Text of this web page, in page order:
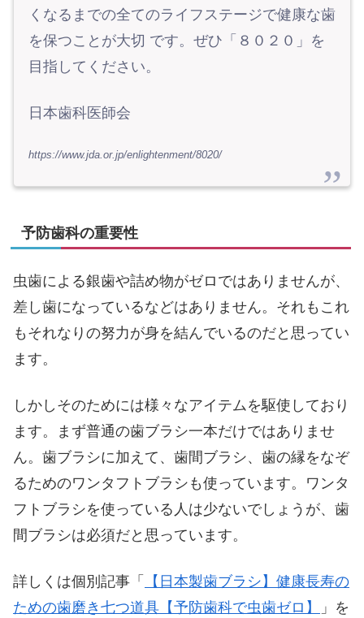
くなるまでの全てのライフステージで健康な歯
を保つことが大切 です。ぜひ「８０２０」を
目指してください。
日本歯科医師会
https://www.jda.or.jp/enlightenment/8020/
予防歯科の重要性
虫歯による銀歯や詰め物がゼロではありませんが、
差し歯になっているなどはありません。それもこれ
もそれなりの努力が身を結んでいるのだと思ってい
ます。
しかしそのためには様々なアイテムを駆使しており
ます。まず普通の歯ブラシ一本だけではありませ
ん。歯ブラシに加えて、歯間ブラシ、歯の縁をなぞ
るためのワンタフトブラシも使っています。ワンタ
フトブラシを使っている人は少ないでしょうが、歯
間ブラシは必須だと思っています。
詳しくは個別記事「
【日本製歯ブラシ】健康長寿の
ための歯磨き七つ道具【予防歯科で虫歯ゼロ】
」を